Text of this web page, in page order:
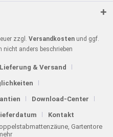
zzgl. Versandkostenund ggf.
nicht anders beschrieben
Lieferung & Versand
Download-Center
Kontakt
Gartentore